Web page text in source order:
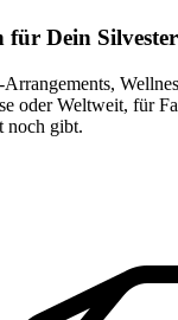
Dein Silvester
oder Weltweit, für
noch gibt.